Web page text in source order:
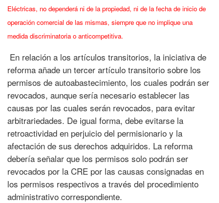
Eléctricas, no dependerá ni de la propiedad, ni de la fecha de inicio de
operación comercial de las mismas, siempre que no implique una
medida discriminatoria o anticompetitiva.
En relación a los artículos transitorios, la iniciativa de
reforma añade un tercer artículo transitorio sobre los
permisos de autoabastecimiento, los cuales podrán ser
revocados, aunque sería necesario establecer las
causas por las cuales serán revocados, para evitar
arbitrariedades. De igual forma, debe evitarse la
retroactividad en perjuicio del permisionario y la
afectación de sus derechos adquiridos. La reforma
debería señalar que los permisos solo podrán ser
revocados por la CRE por las causas consignadas en
los permisos respectivos a través del procedimiento
administrativo correspondiente.